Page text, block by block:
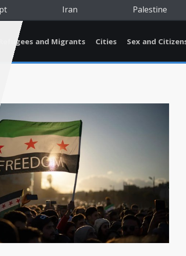
Iran Palestine
Refugees and Migrants Cities Sex and